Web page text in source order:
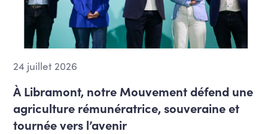
24 juillet 2026
À Libramont, notre Mouvement défend une
agriculture rémunératrice, souveraine et
tournée vers l’avenir